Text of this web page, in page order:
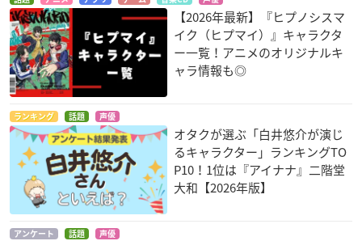
鳴子硫黄 松風ユータ
WAVE!!～サーフィン
やっぺ!!～ 第ニ章
松風ユータ
WAVE!!～サーフィン
やっぺ!!～ 第一章
松風ユータ
歎異抄をひらく
燈念
【2026年最新】『ヒプノシスマ
イク（ヒプマイ）』キャラクタ
ー一覧！アニメのオリジナルキ
ャラ情報も◎
ランキング 話題 声優
オタクが選ぶ「白井悠介が演じ
るキャラクター」ランキングTO
P10！1位は『アイナナ』二階堂
大和【2026年版】
アンケート 話題 声優